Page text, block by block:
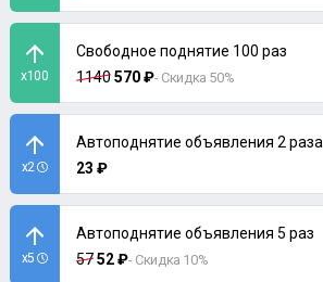
x100
Свободное поднятие 100 раз
1140570 ₽- Скидка 50%
x2
Автоподнятие объявления 2 раза
23 ₽
x5
Автоподнятие объявления 5 раз
5752 ₽- Скидка 10%